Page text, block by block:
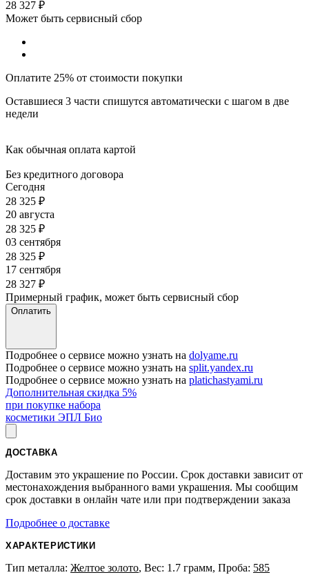
28 327 ₽
Может быть сервисный сбор
Оплатите 25% от стоимости покупки
Оставшиеся 3 части спишутся автоматически с шагом в две
недели
Как обычная оплата картой
Без кредитного договора
Сегодня
28 325 ₽
20 августа
28 325 ₽
03 сентября
28 325 ₽
17 сентября
28 327 ₽
Примерный график, может быть сервисный сбор
Оплатить
Подробнее о сервисе можно узнать на dolyame.ru
Подробнее о сервисе можно узнать на split.yandex.ru
Подробнее о сервисе можно узнать на platichastyami.ru
Дополнительная скидка 5%
при покупке набора
косметики ЭПЛ Био
ДОСТАВКА
Доставим это украшение по России. Срок доставки зависит от
местонахождения выбранного вами украшения. Мы сообщим
срок доставки в онлайн чате или при подтверждении заказа
Подробнее о доставке
ХАРАКТЕРИСТИКИ
Тип металла: Желтое золото, Вес: 1.7 грамм, Проба: 585